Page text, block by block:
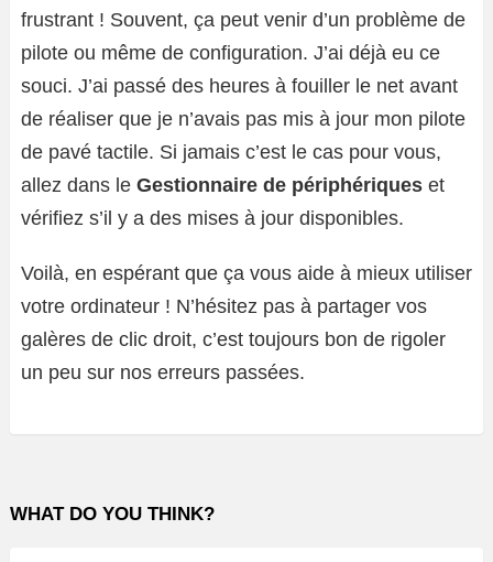
frustrant ! Souvent, ça peut venir d’un problème de
pilote ou même de configuration. J’ai déjà eu ce
souci. J’ai passé des heures à fouiller le net avant
de réaliser que je n’avais pas mis à jour mon pilote
de pavé tactile. Si jamais c’est le cas pour vous,
allez dans le Gestionnaire de périphériques et
vérifiez s’il y a des mises à jour disponibles.
Voilà, en espérant que ça vous aide à mieux utiliser
votre ordinateur ! N’hésitez pas à partager vos
galères de clic droit, c’est toujours bon de rigoler
un peu sur nos erreurs passées.
WHAT DO YOU THINK?